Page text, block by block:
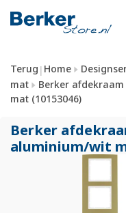
Terug | Home
mat
Berker
mat (10153046)
Berker
aluminium/wit